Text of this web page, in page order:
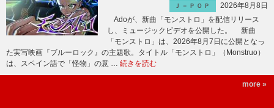
Ｊ－ＰＯＰ
2026年8月8日
Adoが、新曲「モンストロ」を配信リリース
し、ミュージックビデオを公開した。 新曲
「モンストロ」は、2026年8月7日に公開となっ
た実写映画『ブルーロック』の主題歌。タイトル「モンストロ」（Monstruo）
は、スペイン語で「怪物」の意 … 続きを読む
more »